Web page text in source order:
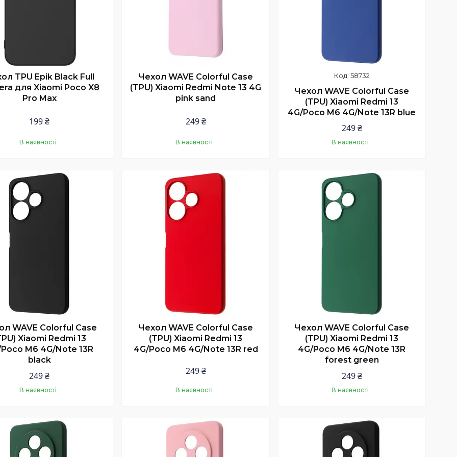
TPU Epik Black Full
для Xiaomi Poco X8
Pro Max
199 ₴
В наявності
Купити
Чехол WAVE Colorful Case
(TPU) Xiaomi Redmi Note 13 4G
pink sand
249 ₴
В наявності
Купити
58732
Чехол WAVE Colorful Case
(TPU) Xiaomi Redmi 13
4G/Poco M6 4G/Note 13R blue
249 ₴
В наявності
Купити
WAVE Colorful Case
Xiaomi Redmi 13
M6 4G/Note 13R
black
249 ₴
В наявності
Купити
Чехол WAVE Colorful Case
(TPU) Xiaomi Redmi 13
4G/Poco M6 4G/Note 13R red
249 ₴
В наявності
Купити
Чехол WAVE Colorful Case
(TPU) Xiaomi Redmi 13
4G/Poco M6 4G/Note 13R
forest green
249 ₴
В наявності
Купити